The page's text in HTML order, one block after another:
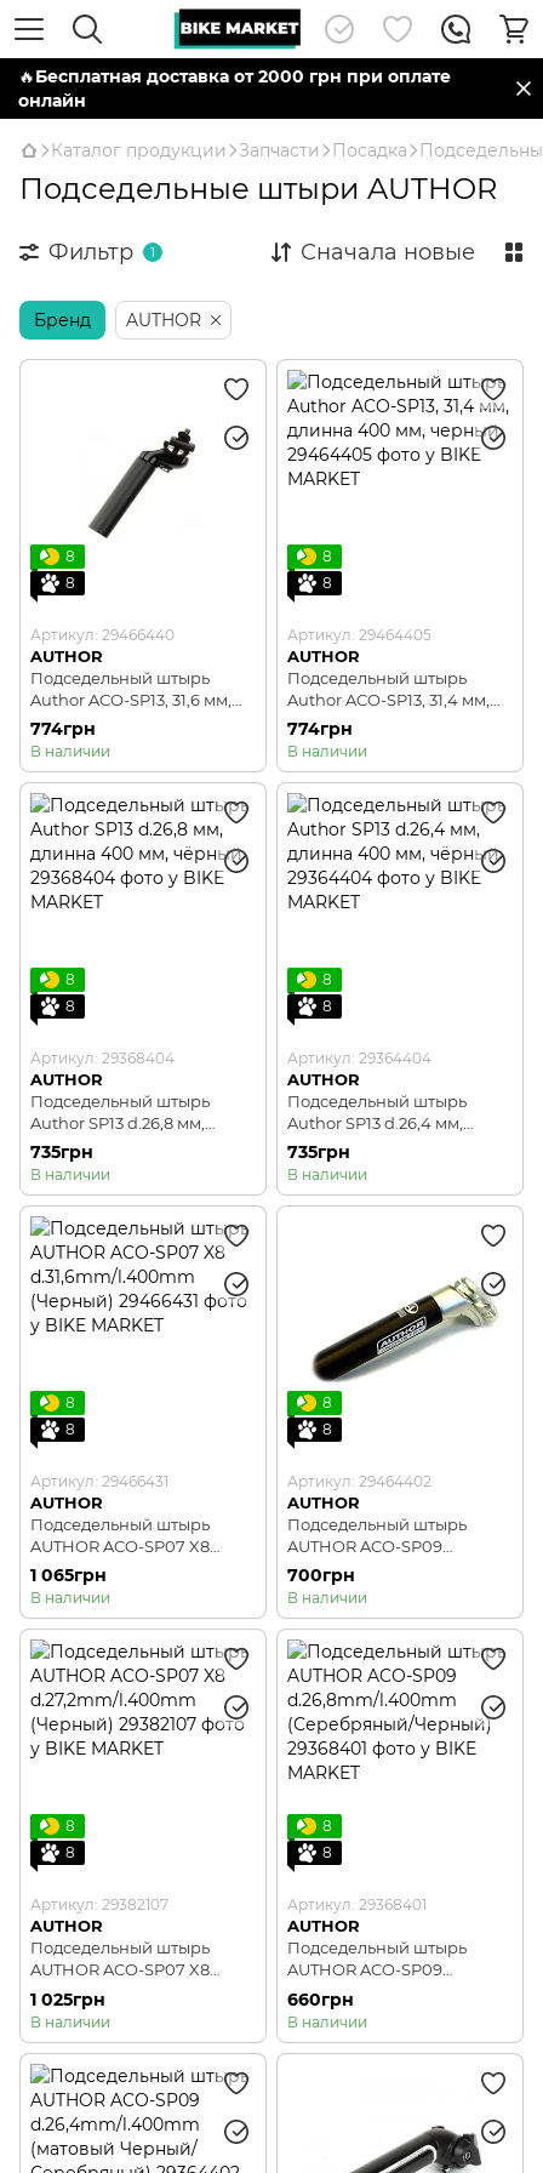
🔥Бесплатная доставка от 2000 грн при оплате
онлайн
Каталог продукции Запчасти Посадка
Подседельные штыри AUTHOR
Фильтр 1 Сначала новые
Бренд AUTHOR
8
8
Артикул: 29466440
AUTHOR
Подседельный штырь
Author ACO-SP13, 31,6 мм,
длинна 400 мм, черный
774грн
В наличии
8
8
Артикул: 29464405
AUTHOR
Подседельный штырь
Author ACO-SP13, 31,4 мм,
длинна 400 мм, черный
774грн
В наличии
8
8
Артикул: 29368404
AUTHOR
Подседельный штырь
Author SP13 d.26,8 мм,
длинна 400 мм, чёрный
735грн
В наличии
8
8
Артикул: 29364404
AUTHOR
Подседельный штырь
Author SP13 d.26,4 мм,
длинна 400 мм, чёрный
735грн
В наличии
8
8
Артикул: 29466431
AUTHOR
Подседельный штырь
AUTHOR ACO-SP07 X8
d.31,6mm/l.400mm
(Черный)
1 065грн
В наличии
8
8
Артикул: 29464402
AUTHOR
Подседельный штырь
AUTHOR ACO-SP09
d.31,4mm/l.400mm
(матовый Черный/
700грн
В наличии
8
8
Артикул: 29382107
AUTHOR
Подседельный штырь
AUTHOR ACO-SP07 X8
d.27,2mm/l.400mm
(Черный)
1 025грн
В наличии
8
8
Артикул: 29368401
AUTHOR
Подседельный штырь
AUTHOR ACO-SP09
d.26,8mm/l.400mm
(Серебряный/Черный)
660грн
В наличии